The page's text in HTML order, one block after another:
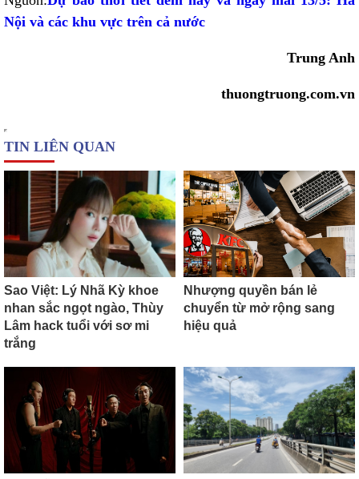
Nội và các khu vực trên cả nước
Trung Anh
thuongtruong.com.vn
TIN LIÊN QUAN
Sao Việt: Lý Nhã Kỳ khoe
nhan sắc ngọt ngào, Thùy
Lâm hack tuổi với sơ mi
trắng
Nhượng quyền bán lẻ
chuyển từ mở rộng sang
hiệu quả